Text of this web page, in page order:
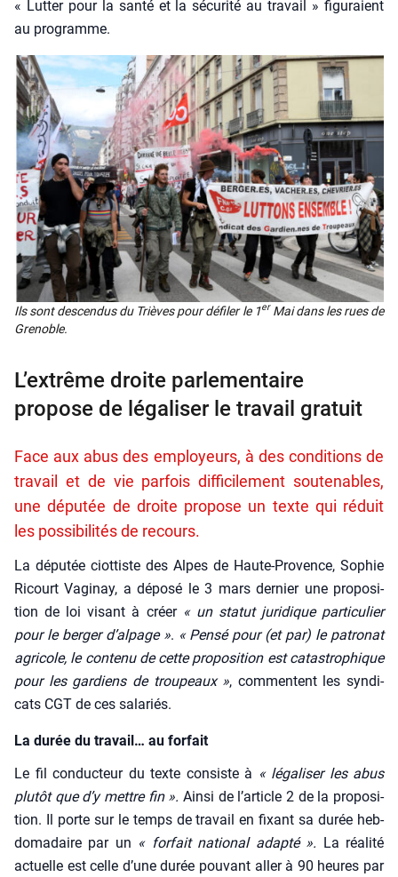
« Lut­ter pour la san­té et la sécu­ri­té au tra­vail » figu­raient
au pro­gramme.
Ils sont des­cen­dus du Trièves pour défi­ler le 1erMai dans les rues de
Gre­noble.
L’extrême droite parlementaire
propose de légaliser le travail gratuit
Face aux abus des employeurs, à des conditions de
travail et de vie parfois difficilement soutenables,
une députée de droite propose un texte qui réduit
les possibilités de recours.
La dépu­tée ciot­tiste des Alpes de Haute-Pro­vence, Sophie
Ricourt Vagi­nay, a dépo­sé le 3 mars der­nier une pro­po­si­
tion de loi visant à créer « un sta­tut juri­dique par­ti­cu­lier
pour le ber­ger d’alpage ». « Pen­sé pour (et par) le patro­nat
agri­cole, le conte­nu de cette pro­po­si­tion est catas­tro­phique
pour les gar­diens de trou­peaux », com­mentent les syn­di­
cats CGT de ces sala­riés.
La durée du travail… au forfait
Le fil conduc­teur du texte consiste à « légaliser les abus
plu­tôt que d’y mettre fin ». Ain­si de l’article 2 de la pro­po­si­
tion. Il porte sur le temps de tra­vail en fixant sa durée heb­
do­ma­daire par un « for­fait natio­nal adap­té ». La réa­li­té
actuelle est celle d’une durée pou­vant aller à 90 heures par